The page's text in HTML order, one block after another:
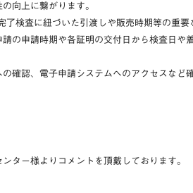
向上に繋がります。
検査に紐づいた引渡しや販売時期等の重要
の申請時期や各証明の交付日から検査日や
確認、電子申請システムへのアクセスなど
ンター様よりコメントを頂戴しております